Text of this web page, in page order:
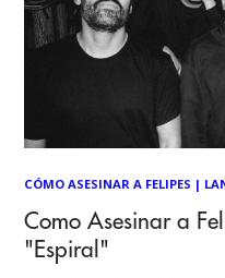
CÓMO ASESINAR A FELIPES |
Como Asesinar a
"Espiral"